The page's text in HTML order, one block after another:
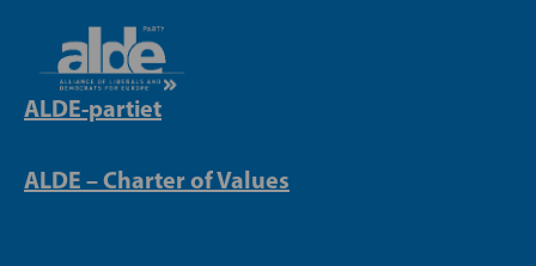
ALDE-partiet
ALDE – Charter of Values